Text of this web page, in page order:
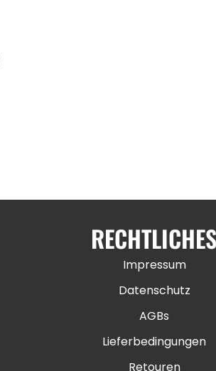
RECHTLICHES
Impressum
Datenschutz
AGBs
Lieferbedingungen
Retouren